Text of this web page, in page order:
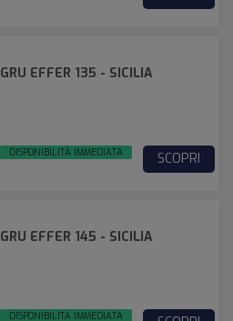
GRU EFFER 135 - SICILIA
DISPONIBILITÀ IMMEDIATA SCOPRI
GRU EFFER 145 - SICILIA
DISPONIBILITÀ IMMEDIATA